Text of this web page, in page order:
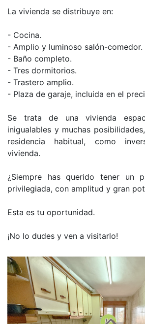
La vivienda se distribuye en:
- Cocina.
- Amplio y luminoso salón-comedor.
- Baño completo.
- Tres dormitorios.
- Trastero amplio.
- Plaza de garaje, incluida en el
Se trata de una vivienda
inigualables y muchas
residencia habitual, como
vivienda.
¿Siempre has querido tener un
privilegiada, con amplitud y gran
Esta es tu oportunidad.
¡No lo dudes y ven a visitarlo!